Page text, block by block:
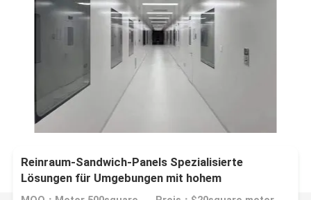
Reinraum-Sandwich-Panels Spezialisierte
Lösungen für Umgebungen mit hohem
Hygienestandard